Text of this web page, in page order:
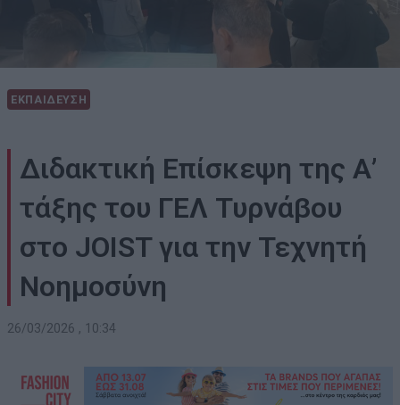
ΕΚΠΑΙΔΕΥΣΗ
Διδακτική Επίσκεψη της Α’
τάξης του ΓΕΛ Τυρνάβου
στο JOIST για την Τεχνητή
Νοημοσύνη
26/03/2026 , 10:34